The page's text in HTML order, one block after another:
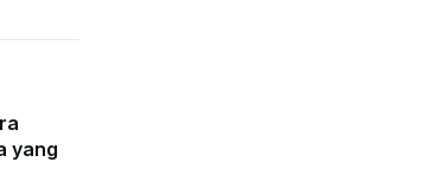
yang